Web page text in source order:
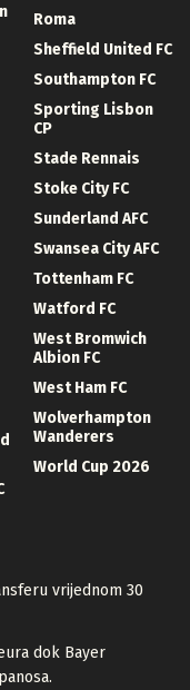
Roma
Sheffield United FC
Southampton FC
Sporting Lisbon
CP
Stade Rennais
Stoke City FC
Sunderland AFC
Swansea City AFC
Tottenham FC
Watford FC
West Bromwich
Albion FC
West Ham FC
Wolverhampton
Wanderers
World Cup 2026
vrijednom 30
dok Bayer